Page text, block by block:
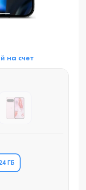
на счет
ГБ